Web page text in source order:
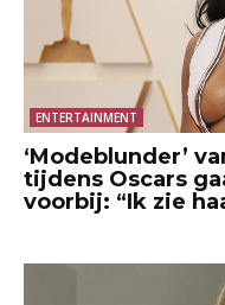
ENTERTAINMENT
‘Modeblunder’
tijdens Oscars
voorbij: “Ik zie